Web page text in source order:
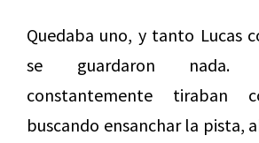
Quedaba uno, y tanto Lucas
se guardaron nada.
constantemente tiraban
buscando ensanchar la pista,